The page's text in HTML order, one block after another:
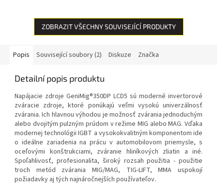
mastných...
kotúč...
ZOBRAZIT VŠECHNY SOUVISEJÍCÍ PRODUKTY
Popis Související soubory (2) Diskuze Značka
Detailní popis produktu
Napájacie zdroje GeniMig®350DP LCD5 sú moderné invertorové
zváracie zdroje, ktoré ponúkajú veľmi vysokú univerzálnosť
zvárania. Ich hlavnou výhodou je možnosť zvárania jednoduchým
alebo dvojitým pulzným prúdom v režime MIG alebo MAG. Vďaka
modernej technológii IGBT a vysokokvalitným komponentom ide
o ideálne zariadenia na prácu v automobilovom priemysle, s
oceľovými konštrukciami, zváranie hliníkových zliatin a iné.
Spoľahlivosť, profesionalita, široký rozsah použitia - použitie
troch metód zvárania MIG/MAG, TIG-LIFT, MMA uspokojí
požiadavky aj tých najnáročnejších používateľov.